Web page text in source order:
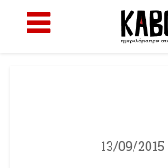
13/09/2015